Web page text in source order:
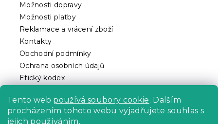
Tento web používá soubory cookie. Dalším
procházením tohoto webu vyjadřujete souhlas s
jejich používáním.
Možnosti dopravy
Možnosti platby
Reklamace a vrácení zboží
Kontakty
Obchodní podmínky
Ochrana osobních údajů
Etický kodex